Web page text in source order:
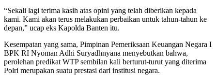
“Sekali lagi terima kasih atas opini yang telah diberikan kepada
kami. Kami akan terus melakukan perbaikan untuk tahun-tahun ke
depan,” ucap eks Kapolda Banten itu.
Kesempatan yang sama, Pimpinan Pemeriksaan Keuangan Negara I
BPK RI Nyoman Adhi Suryadhnyana menyebutkan bahwa,
perolehan predikat WTP sembilan kali berturut-turut yang diterima
Polri merupakan suatu prestasi dari institusi negara.